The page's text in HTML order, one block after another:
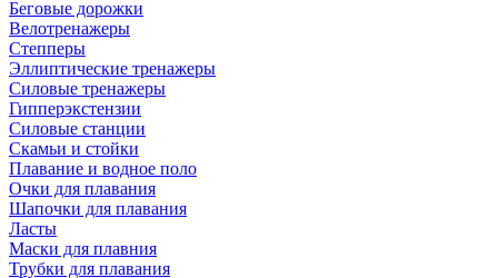
Беговые дорожки
Велотренажеры
Степперы
Эллиптические тренажеры
Силовые тренажеры
Гипперэкстензии
Силовые станции
Скамьи и стойки
Плавание и водное поло
Очки для плавания
Шапочки для плавания
Ласты
Маски для плавния
Трубки для плавания